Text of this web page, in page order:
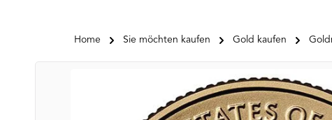
Home Sie möchten kaufen Gold kaufen